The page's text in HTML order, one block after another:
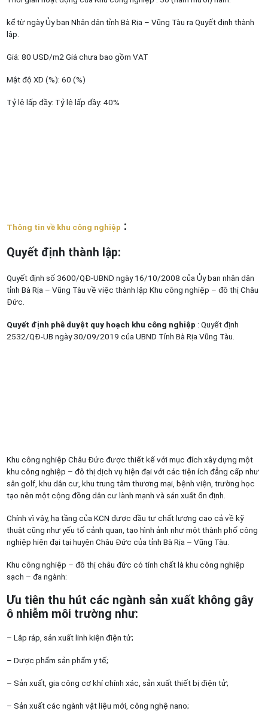
kể từ ngày Ủy ban Nhân dân tỉnh Bà Rịa – Vũng Tàu ra Quyết định thành
lập.
Giá: 80 USD/m2 Giá chưa bao gồm VAT
Mật độ XD (%): 60 (%)
Tỷ lệ lấp đầy: Tỷ lệ lấp đầy: 40%
Thông tin về khu công nghiệp :
Quyết định thành lập:
Quyết định số 3600/QĐ-UBND ngày 16/10/2008 của Ủy ban nhân dân
tỉnh Bà Rịa – Vũng Tàu về việc thành lập Khu công nghiệp – đô thị Châu
Đức.
Quyết định phê duyệt quy hoạch khu công nghiệp : Quyết định
2532/QĐ-UB ngày 30/09/2019 của UBND Tỉnh Bà Rịa Vũng Tàu.
Khu công nghiệp Châu Đức được thiết kế với mục đích xây dựng một
khu công nghiệp – đô thị dịch vụ hiện đại với các tiện ích đẳng cấp như
sân golf, khu dân cư, khu trung tâm thương mại, bệnh viện, trường học
tạo nên một cộng đồng dân cư lành mạnh và sản xuất ổn định.
Chính vì vậy, hạ tầng của KCN được đầu tư chất lượng cao cả về kỹ
thuật cũng như yếu tố cảnh quan, tạo hình ảnh như một thành phố công
nghiệp hiện đại tại huyện Châu Đức của tỉnh Bà Rịa – Vũng Tàu.
Khu công nghiệp – đô thị châu đức có tính chất là khu công nghiệp
sạch – đa ngành:
Ưu tiên thu hút các ngành sản xuất không gây
ô nhiễm môi trường như:
– Lắp ráp, sản xuất linh kiện điện tử;
– Dược phẩm sản phẩm y tế;
– Sản xuất, gia công cơ khí chính xác, sản xuất thiết bị điện tử;
– Sản xuất các ngành vật liệu mới, công nghệ nano;